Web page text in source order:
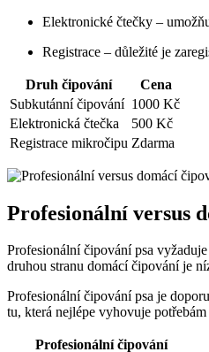
Elektronické čtečky –
Registrace – důležité je
Druh čipování
Cena
Subkutánní čipování 1000 Kč
Elektronická čtečka
500 Kč
Registrace mikročipu Zdarma
Profesionální versus
Profesionální čipování psa
druhou stranu domácí čipování je
Profesionální čipování psa je
tu, která nejlépe vyhovuje potřebám
Profesionální čipování